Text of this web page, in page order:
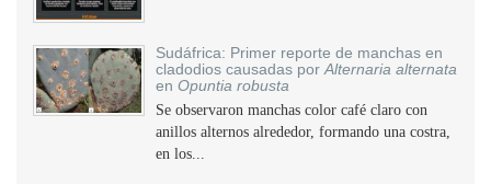
Sudáfrica: Primer reporte de manchas en
cladodios causadas por Alternaria alternata
en Opuntia robusta
Se observaron manchas color café claro con
anillos alternos alrededor, formando una costra,
en los...